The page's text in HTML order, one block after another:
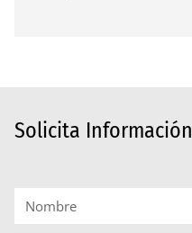
Solicita Información